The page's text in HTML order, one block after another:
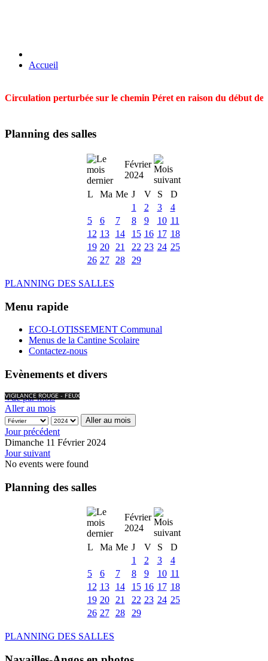
Accueil
Circulation perturbée sur le chemin Péret en raison du début
Planning des salles
Février
2024
L
Ma Me J V S
D
1
2 3
4
5
6 7 8 9 10 11
12 13 14 15 16 17 18
19 20 21 22 23 24 25
26 27 28 29
PLANNING DES SALLES
Menu rapide
ECO-LOTISSEMENT Communal
Menus de la Cantine Scolaire
Contactez-nous
Evènements et divers
VIGILANCE ROUGE - FEUX
Vue par mois
Aller au mois
Aller au mois
Jour précédent
Dimanche 11 Février 2024
Jour suivant
No events were found
Planning des salles
Février
2024
L
Ma Me J V S
D
1
2 3
4
5
6 7 8 9 10 11
12 13 14 15 16 17 18
19 20 21 22 23 24 25
26 27 28 29
PLANNING DES SALLES